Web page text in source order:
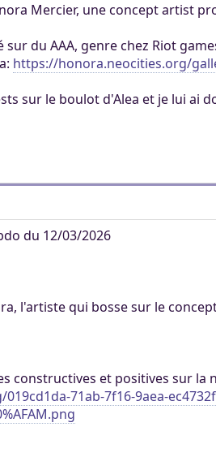
Mercier, une concept artist
sur du AAA, genre chez Riot
https://honora.neocities.org/
sur le boulot d'Alea et je lui ai
du 12/03/2026
l'artiste qui bosse sur le
constructives et positives sur la
71ab-7f16-9aea-